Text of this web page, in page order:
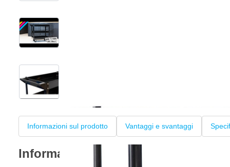
View larger image
View larger image
+3
Informazioni sul prodotto Vantaggi e svantaggi
Informazioni sul prodotto